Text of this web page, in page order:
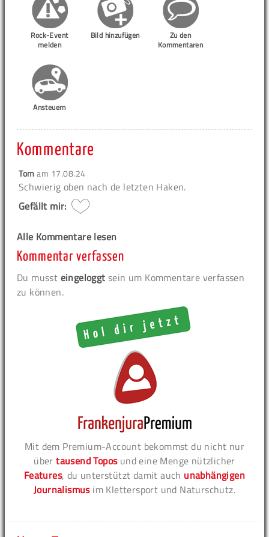
Rock-Event
melden
Bild hinzufügen
Zu den
Kommentaren
Ansteuern
Kommentare
Tomam 17.08.24
Schwierig oben nach de letzten Haken.
Gefällt mir:
Alle Kommentare lesen
Kommentar verfassen
Du musst eingeloggt sein um Kommentare verfassen
zu können.
Mit dem Premium-Account bekommst du nicht nur
übertausend Toposund eine Menge nützlicher
Features, du unterstützt damit auch unabhängigen
Journalismusim Klettersport und Naturschutz.